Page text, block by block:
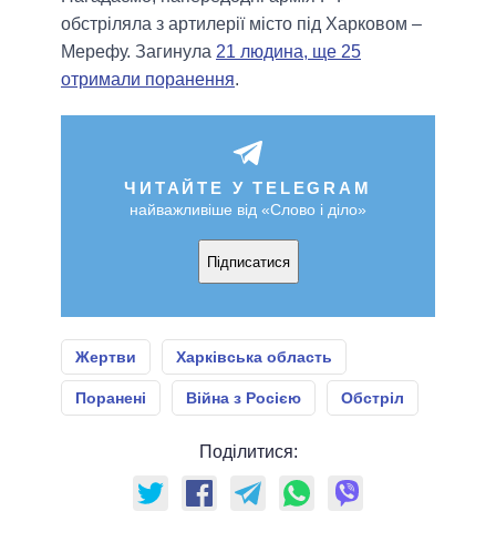
обстріляла з артилерії місто під Харковом –
Мерефу. Загинула 21 людина, ще 25
отримали поранення.
ЧИТАЙТЕ У TELEGRAM
найважливіше від «Слово і діло»
Підписатися
Жертви Харківська область
Поранені Війна з Росією Обстріл
Поділитися: